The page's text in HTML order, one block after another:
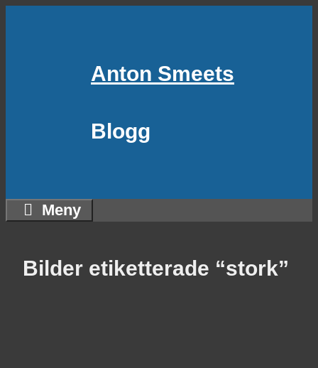
Anton Smeets
Blogg
Meny
Bilder etiketterade “stork”